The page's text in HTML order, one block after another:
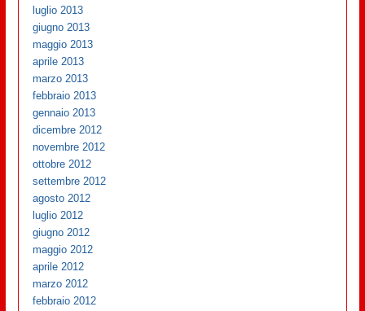
luglio 2013
giugno 2013
maggio 2013
aprile 2013
marzo 2013
febbraio 2013
gennaio 2013
dicembre 2012
novembre 2012
ottobre 2012
settembre 2012
agosto 2012
luglio 2012
giugno 2012
maggio 2012
aprile 2012
marzo 2012
febbraio 2012